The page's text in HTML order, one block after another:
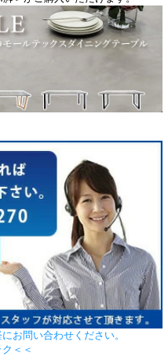
お問い合わせください。
＜＜